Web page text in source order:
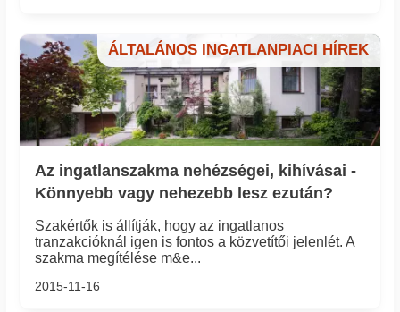
ÁLTALÁNOS INGATLANPIACI HÍREK
Az ingatlanszakma nehézségei, kihívásai -
Könnyebb vagy nehezebb lesz ezután?
Szakértők is állítják, hogy az ingatlanos
tranzakcióknál igen is fontos a közvetítői jelenlét. A
szakma megítélése m&e...
2015-11-16